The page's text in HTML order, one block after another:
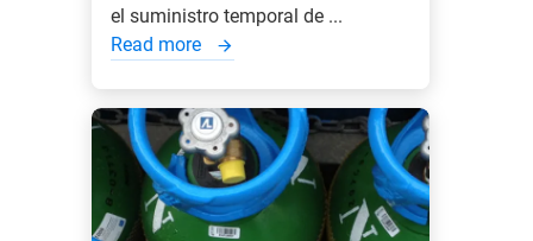
el suministro temporal de ...
Read more